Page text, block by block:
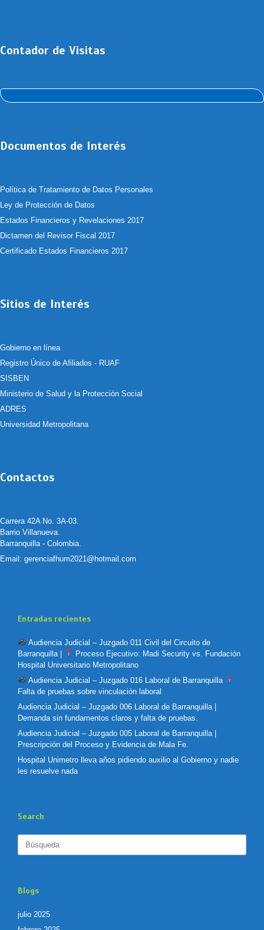
Contador de Visitas
Documentos de Interés
Política de Tratamiento de Datos Personales
Ley de Protección de Datos
Estados Financieros y Revelaciones 2017
Dictamen del Revisor Fiscal 2017
Certificado Estados Financieros 2017
Sitios de Interés
Gobierno en línea
Registro Único de Afiliados - RUAF
SISBEN
Ministerio de Salud y la Protección Social
ADRES
Universidad Metropolitana
Contactos
Carrera 42A No. 3A-03.
Barrio Villanueva.
Barranquilla - Colombia.
Email: gerenciafhum2021@hotmail.com
Entradas recientes
Audiencia Judicial – Juzgado 011 Civil del Circuito de
Barranquilla |
Proceso Ejecutivo: Madi Security vs. Fundación
Hospital Universitario Metropolitano
Audiencia Judicial – Juzgado 016 Laboral de Barranquilla
Falta de pruebas sobre vinculación laboral
Audiencia Judicial – Juzgado 006 Laboral de Barranquilla |
Demanda sin fundamentos claros y falta de pruebas.
Audiencia Judicial – Juzgado 005 Laboral de Barranquilla |
Prescripción del Proceso y Evidencia de Mala Fe.
Hospital Unimetro lleva años pidiendo auxilio al Gobierno y nadie
les resuelve nada
Search
Blogs
julio 2025